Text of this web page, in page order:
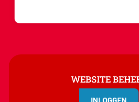
WEBSITE
INLOGGEN